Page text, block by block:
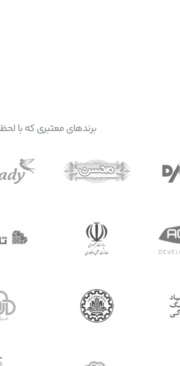
برندهای معتبری که با